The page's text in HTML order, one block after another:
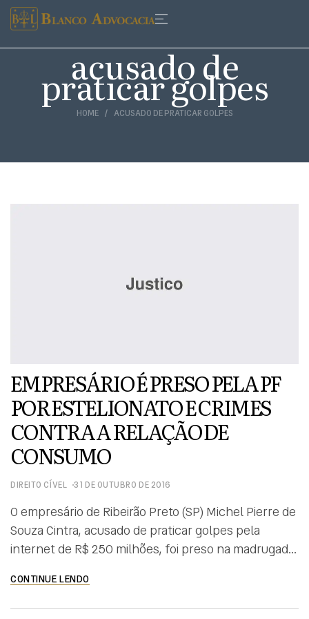
HOME ACUSADO DE PRATICAR GOLPES
acusado de
praticar golpes
EMPRESÁRIO É PRESO PELA PF
POR ESTELIONATO E CRIMES
CONTRA A RELAÇÃO DE
CONSUMO
DIREITO CÍVEL 31 DE OUTUBRO DE 2016
O empresário de Ribeirão Preto (SP) Michel Pierre de
Souza Cintra, acusado de praticar golpes pela
internet de R$ 250 milhões, foi preso na madrugada
de Cascavel (PR), durante uma fiscalização da Polícia
Rodoviária Federal. Cintra, que é acusado pelo
CONTINUE LENDO